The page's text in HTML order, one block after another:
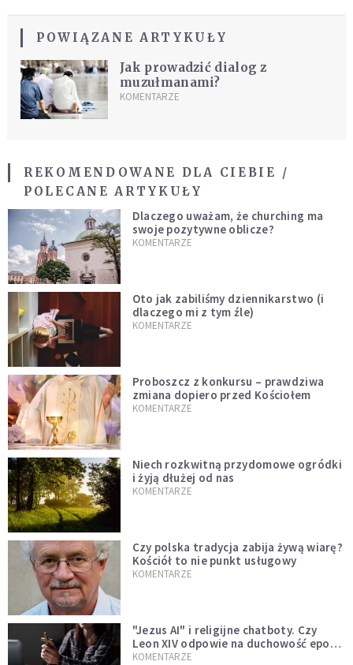
POWIĄZANE ARTYKUŁY
Jak prowadzić dialog z
muzułmanami?
KOMENTARZE
REKOMENDOWANE DLA CIEBIE /
POLECANE ARTYKUŁY
Dlaczego uważam, że churching ma
swoje pozytywne oblicze?
KOMENTARZE
Oto jak zabiliśmy dziennikarstwo (i
dlaczego mi z tym źle)
KOMENTARZE
Proboszcz z konkursu – prawdziwa
zmiana dopiero przed Kościołem
KOMENTARZE
Niech rozkwitną przydomowe ogródki
i żyją dłużej od nas
KOMENTARZE
Czy polska tradycja zabija żywą wiarę?
Kościół to nie punkt usługowy
KOMENTARZE
"Jezus AI" i religijne chatboty. Czy
Leon XIV odpowie na duchowość epoki
sztucznej inteligencji?
KOMENTARZE